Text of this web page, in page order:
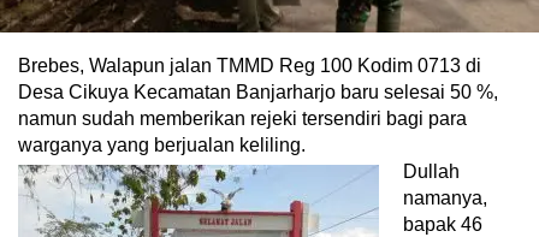
Brebes, Walapun jalan TMMD Reg 100 Kodim 0713 di
Desa Cikuya Kecamatan Banjarharjo baru selesai 50 %,
namun sudah memberikan rejeki tersendiri bagi para
warganya yang berjualan keliling.
Dullah
namanya,
bapak 46